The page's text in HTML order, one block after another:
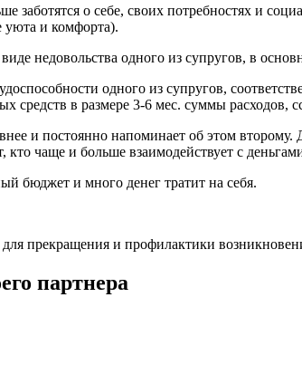
о себе, своих потребностях и
уюта и комфорта).
недовольства одного из супругов, в
одного из супругов,
средств в размере 3-6 мес. суммы расходов,
и постоянно напоминает об этом второму.
кто чаще и больше взаимодействует с
бюджет и много денег тратит на себя.
прекращения и профилактики
партнера